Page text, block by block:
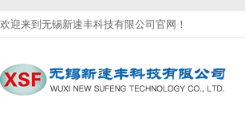
欢迎来到无锡新速丰科技有限公司官网！